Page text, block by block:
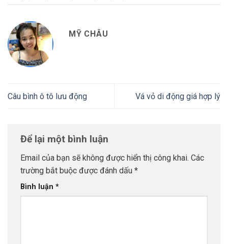
MỸ CHÂU
Câu bình ô tô lưu động Vá vỏ di động giá hợp lý
Để lại một bình luận
Email của bạn sẽ không được hiển thị công khai. Các
trường bắt buộc được đánh dấu *
Bình luận *